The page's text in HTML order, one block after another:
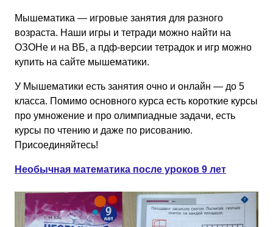
Мышематика — игровые занятия для разного
возраста. Наши игры и тетради можно найти на
ОЗОНе и на ВБ, а пдф-версии тетрадок и игр можно
купить на сайте мышематики.
У Мышематики есть занятия очно и онлайн — до 5
класса. Помимо основного курса есть короткие курсы
про умножение и про олимпиадные задачи, есть
курсы по чтению и даже по рисованию.
Присоединяйтесь!
Необычная математика после уроков 9 лет